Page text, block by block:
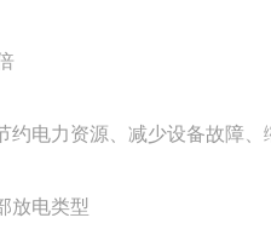
电力资源、减少设备故障、
放电类型